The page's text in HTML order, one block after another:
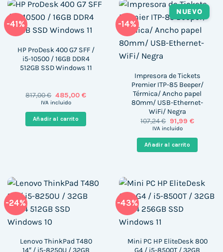
-41%
HP ProDesk 400 G7 SFF /
i5-10500 / 16GB DDR4
512GB SSD Windows 11
817,00€ El
precio
era:
817,00 €.
485,00 €El
es:
IVA incluido
Añadir al carrito
-14%
NUEVO
Impresora de Tickets
Premier ITP-85 Beeper/
Térmica/ Ancho papel
80mm/ USB-Ethernet-
WiFi/ Negra
107,24€ El
precio
era:
107,24 €.
91,99 €El
es:
IVA incluido
Añadir al carrito
-24%
Lenovo ThinkPad T480
-43%
Mini PC HP EliteDesk 800